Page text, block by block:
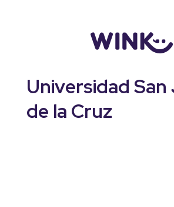
Logo
Universidad San
de la Cruz